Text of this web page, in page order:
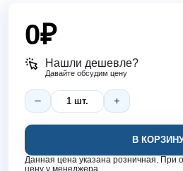
0₽
Нашли дешевле?
Давайте обсудим цену
В
Данная цена указана розничная. При